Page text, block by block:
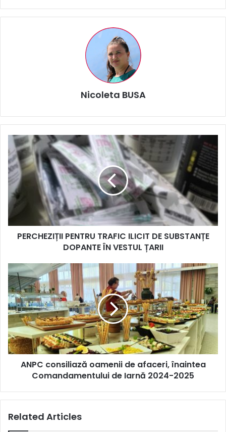
Nicoleta BUSA
PERCHEZIȚII
PENTRU
TRAFIC
ILICIT
DE
SUBSTANȚE
DOPANTE
ÎN
VESTUL
ȚARIIPERCHEZIȚII PENTRU TRAFIC ILICIT DE SUBSTANȚE
DOPANTE ÎN VESTUL ȚARII
ANPC
consiliază
oamenii
de
afaceri,
înaintea
Comandamentului
de
Iarnă
2024-ANPC consiliază oamenii de afaceri, înaintea
Comandamentului de Iarnă 2024-2025
Related Articles